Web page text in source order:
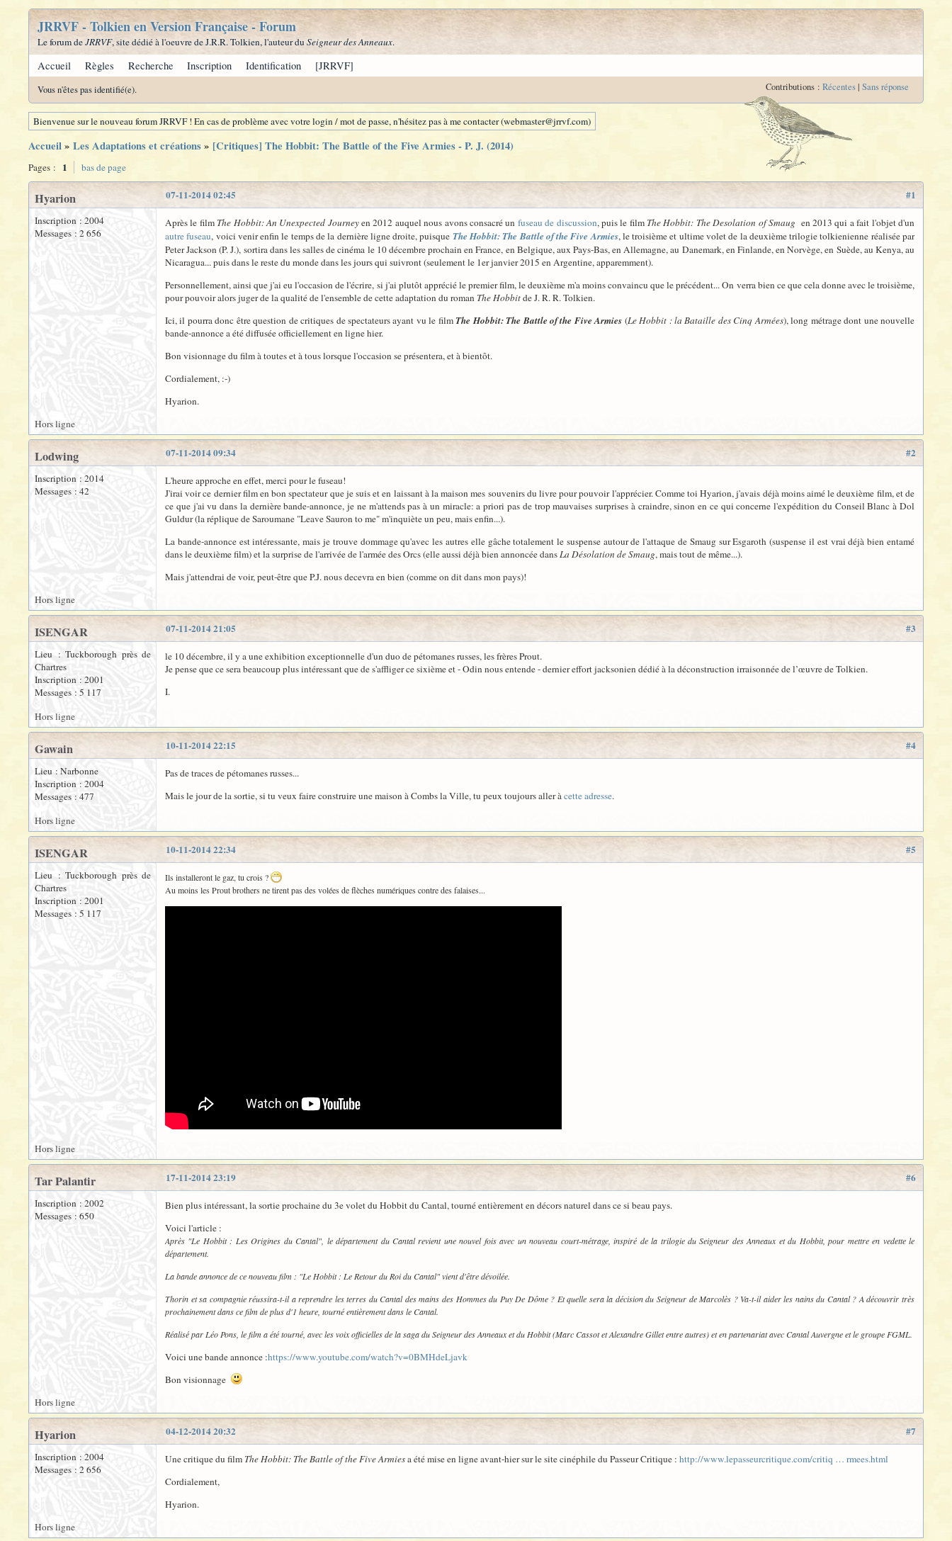
JRRVF - Tolkien en Version Française - Forum
Le forum deJRRVF, site dédié à l'oeuvre de J.R.R. Tolkien, l'auteur du Seigneur des Anneaux.
Accueil Règles Recherche Inscription Identification [JRRVF]
Vous n'êtes pas identifié(e). Contributions : Récentes| Sans réponse
Bienvenue sur le nouveau forum JRRVF ! En cas de problème avec votre login / mot de passe, n'hésitez pas à me contacter (webmaster@jrrvf.com)
Accueil» Les Adaptations et créations» [Critiques] The Hobbit: The Battle of the Five Armies - P. J. (2014)
Pages : 1 bas de page
#1
07-11-2014 02:45
Hyarion
Inscription : 2004
Messages : 2 656
Après le film The Hobbit: An Unexpected Journeyen 2012 auquel nous avons consacré un fuseau de discussion, puis le film The Hobbit: The Desolation of Smaugen 2013 qui a fait l'objet d'un
autre fuseau, voici venir enfin le temps de la dernière ligne droite, puisque The Hobbit: The Battle of the Five Armies, le troisième et ultime volet de la deuxième trilogie tolkienienne réalisée par
Peter Jackson (P. J.), sortira dans les salles de cinéma le 10 décembre prochain en France, en Belgique, aux Pays-Bas, en Allemagne, au Danemark, en Finlande, en Norvège, en Suède, au Kenya, au
Nicaragua... puis dans le reste du monde dans les jours qui suivront (seulement le 1er janvier 2015 en Argentine, apparemment).
Personnellement, ainsi que j'ai eu l'occasion de l'écrire, si j'ai plutôt apprécié le premier film, le deuxième m'a moins convaincu que le précédent... On verra bien ce que cela donne avec le troisième,
pour pouvoir alors juger de la qualité de l'ensemble de cette adaptation du roman The Hobbitde J. R. R. Tolkien.
Ici, il pourra donc être question de critiques de spectateurs ayant vu le filmThe Hobbit: The Battle of the Five Armies (Le Hobbit : la Bataille des Cinq Armées), long métrage dont une nouvelle
bande-annonce a été diffusée officiellement en ligne hier.
Bon visionnage du film à toutes et à tous lorsque l'occasion se présentera, et à bientôt.
Cordialement, :-)
Hyarion.
Hors ligne
#2
07-11-2014 09:34
Lodwing
Inscription : 2014
Messages : 42
L'heure approche en effet, merci pour le fuseau!
J'irai voir ce dernier film en bon spectateur que je suis et en laissant à la maison mes souvenirs du livre pour pouvoir l'apprécier. Comme toi Hyarion, j'avais déjà moins aimé le deuxième film, et de
ce que j'ai vu dans la dernière bande-annonce, je ne m'attends pas à un miracle: a priori pas de trop mauvaises surprises à craindre, sinon en ce qui concerne l'expédition du Conseil Blanc à Dol
Guldur (la réplique de Saroumane "Leave Sauron to me" m'inquiète un peu, mais enfin...).
La bande-annonce est intéressante, mais je trouve dommage qu'avec les autres elle gâche totalement le suspense autour de l'attaque de Smaug sur Esgaroth (suspense il est vrai déjà bien entamé
dans le deuxième film) et la surprise de l'arrivée de l'armée des Orcs (elle aussi déjà bien annoncée dansLa Désolation de Smaug, mais tout de même...).
Mais j'attendrai de voir, peut-être que P.J. nous decevra en bien (comme on dit dans mon pays)!
Hors ligne
#3
07-11-2014 21:05
ISENGAR
Lieu : Tuckborough près de
Chartres
Inscription : 2001
Messages : 5 117
le 10 décembre, il y a une exhibition exceptionnelle d'un duo de pétomanes russes, les frères Prout.
Je pense que ce sera beaucoup plus intéressant que de s'affliger ce sixième et - Odin nous entende - dernier effort jacksonien dédié à la déconstruction irraisonnée de l’œuvre de Tolkien.
I.
Hors ligne
#4
10-11-2014 22:15
Gawain
Lieu : Narbonne
Inscription : 2004
Messages : 477
Pas de traces de pétomanes russes...
Mais le jour de la sortie, si tu veux faire construire une maison à Combs la Ville, tu peux toujours aller àcette adresse.
Hors ligne
#5
10-11-2014 22:34
ISENGAR
Lieu : Tuckborough près de
Chartres
Inscription : 2001
Messages : 5 117
Ils installeront le gaz, tu crois ?
Au moins les Prout brothers ne tirent pas des volées de flèches numériques contre des falaises...
Hors ligne
#6
17-11-2014 23:19
Tar Palantir
Inscription : 2002
Messages : 650
Bien plus intéressant, la sortie prochaine du 3e volet du Hobbit du Cantal, tourné entièrement en décors naturel dans ce si beau pays.
Voici l'article :
Après "Le Hobbit : Les Origines du Cantal", le département du Cantal revient une nouvel fois avec un nouveau court-métrage, inspiré de la trilogie du Seigneur des Anneaux et du Hobbit, pour mettre en vedette le
département.
La bande annonce de ce nouveau film : "Le Hobbit : Le Retour du Roi du Cantal" vient d'être dévoilée.
Thorin et sa compagnie réussira-t-il a reprendre les terres du Cantal des mains des Hommes du Puy De Dôme ? Et quelle sera la décision du Seigneur de Marcolès ? Va-t-il aider les nains du Cantal ? A découvrir très
prochainement dans ce film de plus d'1 heure, tourné entièrement dans le Cantal.
Réalisé par Léo Pons, le film a été tourné, avec les voix officielles de la saga du Seigneur des Anneaux et du Hobbit (Marc Cassot et Alexandre Gillet entre autres) et en partenariat avec Cantal Auvergne et le groupe FGML.
Voici une bande annonce :https://www.youtube.com/watch?v=0BMHdeLjavk
Bon visionnage
Hors ligne
#7
04-12-2014 20:32
Hyarion
Inscription : 2004
Messages : 2 656
Une critique du film The Hobbit: The Battle of the Five Armiesa été mise en ligne avant-hier sur le site cinéphile du Passeur Critique : http://www.lepasseurcritique.com/critiq … rmees.html
Cordialement,
Hyarion.
Hors ligne